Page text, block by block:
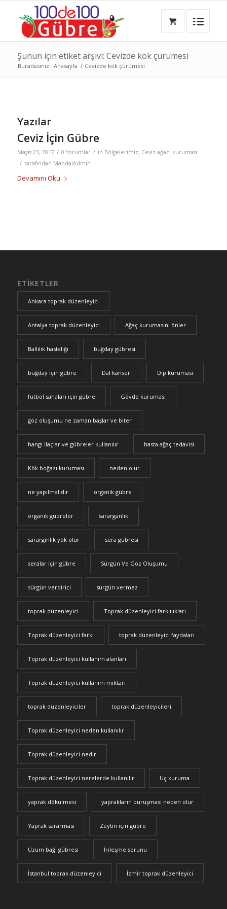
Şunun için etiket arşivi: Cevizde kök çürümesi
Buradasınız: Anasayfa / Cevizde kök çürümesi
Yazılar
Ceviz İçin Gübre
Mayıs 23, 2017 / 0 Yorumlar / in Bölgelerimiz, Ceviz ağacı kuruması
/ tarafından MandalAdmin
Devamını Oku
ETIKETLER
Ankara toprak düzenleyici
Antalya toprak düzenleyici Ağaç kurumasını önler
Ballılık hastalığı buğday gübresi
buğday için gübre Dal kanseri Dip kuruması
futbol sahaları için gübre Gövde kuruması
göz oluşumu ne zaman başlar ve biter
hangi ilaçlar ve gübreler kullanılır hasta ağaç tedavisi
Kök boğazı kuruması neden olur
ne yapılmalıdır organik gübre
organik gübreler sararganlık
sarargınlık yok olur sera gübresi
seralar için gübre Sürgün Ve Göz Oluşumu
sürgün verdirici sürgün vermez
toprak düzenleyici Toprak düzenleyici farklılıkları
Toprak düzenleyici farkı toprak düzenleyici faydaları
Toprak düzenleyici kullanım alanları
Toprak düzenleyici kullanım miktarı
toprak düzenleyiciler toprak düzenleyicileri
Toprak düzenleyici neden kullanılır
Toprak düzenleyici nedir
Toprak düzenleyici nerelerde kullanılır Uç kuruma
yaprak dökülmesi yaprakların buruşması neden olur
Yaprak sararması Zeytin için gübre
Üzüm bağı gübresi İrileşme sorunu
İstanbul toprak düzenleyici İzmir toprak düzenleyici